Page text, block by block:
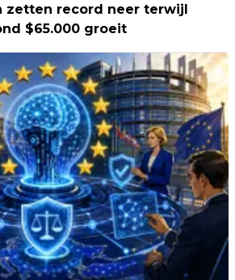
zetten record neer terwijl
$65.000 groeit